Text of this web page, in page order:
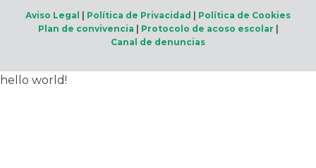
Aviso Legal | Política de Privacidad | Política de Cookies
Plan de convivencia | Protocolo de acoso escolar |
Canal de denuncias
hello world!